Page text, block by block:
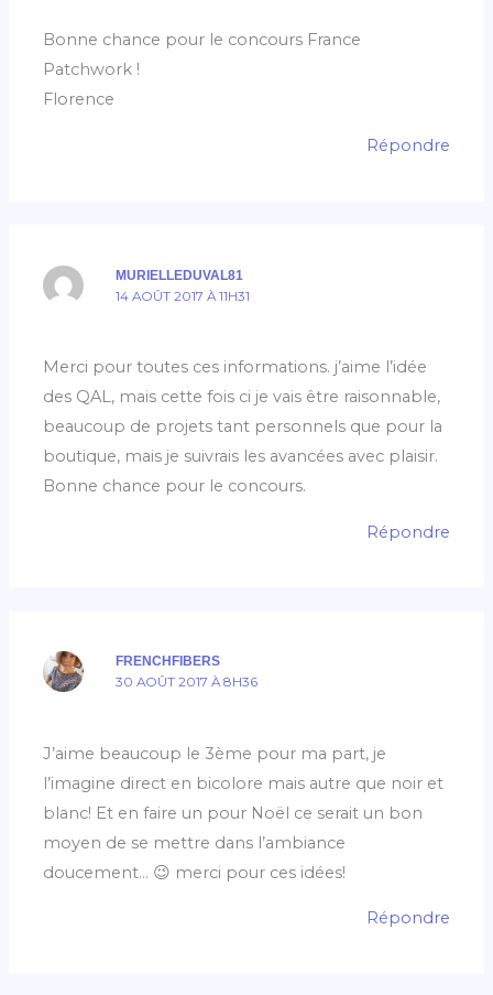
Bonne chance pour le concours France
Patchwork !
Florence
Répondre
MURIELLEDUVAL81
14 AOÛT 2017 À 11H31
Merci pour toutes ces informations. j’aime l’idée
des QAL, mais cette fois ci je vais être raisonnable,
beaucoup de projets tant personnels que pour la
boutique, mais je suivrais les avancées avec plaisir.
Bonne chance pour le concours.
Répondre
FRENCHFIBERS
30 AOÛT 2017 À 8H36
J’aime beaucoup le 3ème pour ma part, je
l’imagine direct en bicolore mais autre que noir et
blanc! Et en faire un pour Noël ce serait un bon
moyen de se mettre dans l’ambiance
doucement… 😉 merci pour ces idées!
Répondre